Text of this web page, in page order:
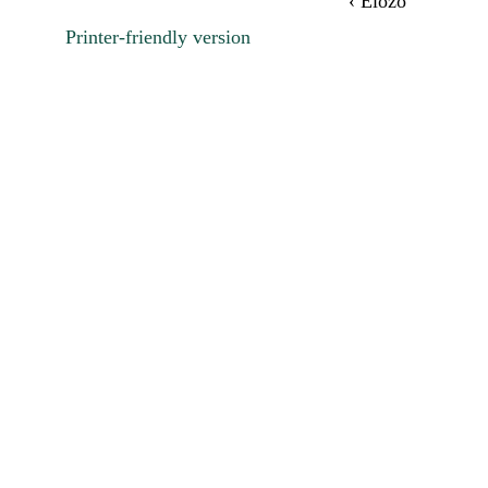
Printer-friendly version